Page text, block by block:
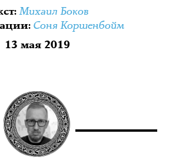
:Михаил Боков
: Соня Коршенбойм
13 мая 2019